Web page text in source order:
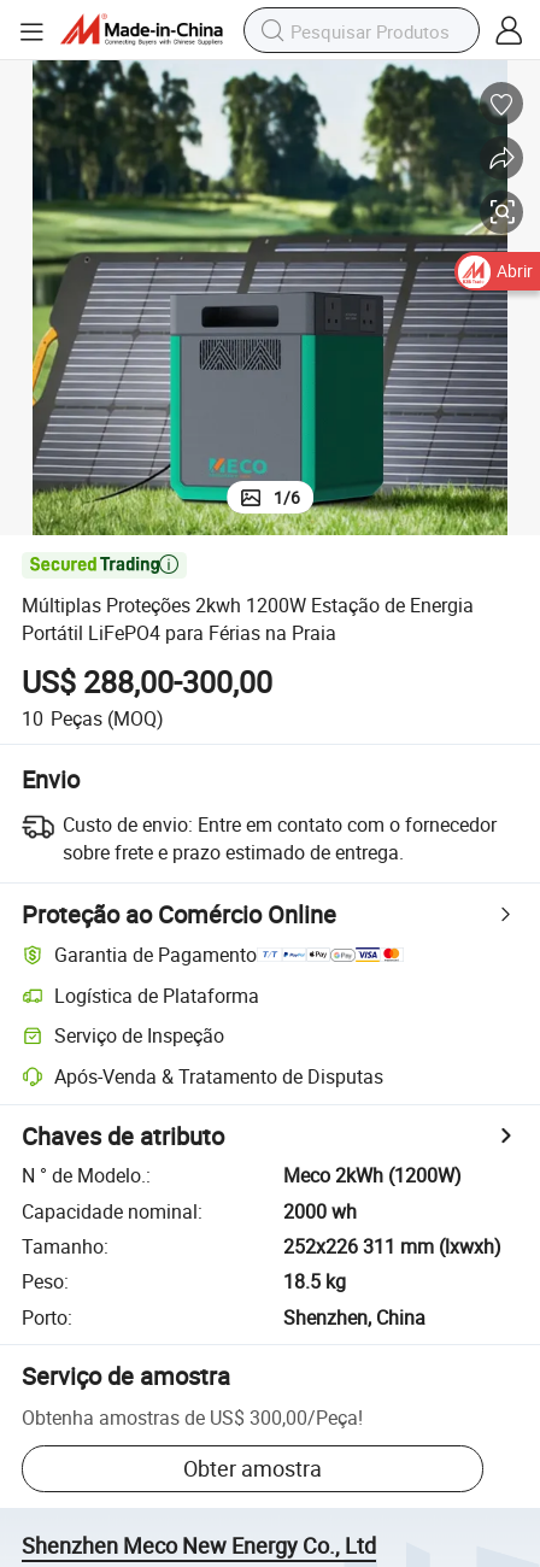
1/6

Múltiplas Proteções 2kwh 1200W Estação de Energia
Portátil LiFePO4 para Férias na Praia
US$ 288,00-300,00
10 Peças (MOQ)
Envio
Custo de envio: Entre em contato com o fornecedor
sobre frete e prazo estimado de entrega.
Proteção ao Comércio Online
Garantia de Pagamento
Logística de Plataforma
Serviço de Inspeção
Após-Venda & Tratamento de Disputas
Chaves de atributo
N ° de Modelo.:
Meco 2kWh (1200W)
Capacidade nominal:
2000 wh
Tamanho:
252x226 311 mm (lxwxh)
Peso:
18.5 kg
Porto: Shenzhen, China
Serviço de amostra
Obtenha amostras de US$ 300,00/Peça!
Obter amostra
Shenzhen Meco New Energy Co., Ltd
Abrir